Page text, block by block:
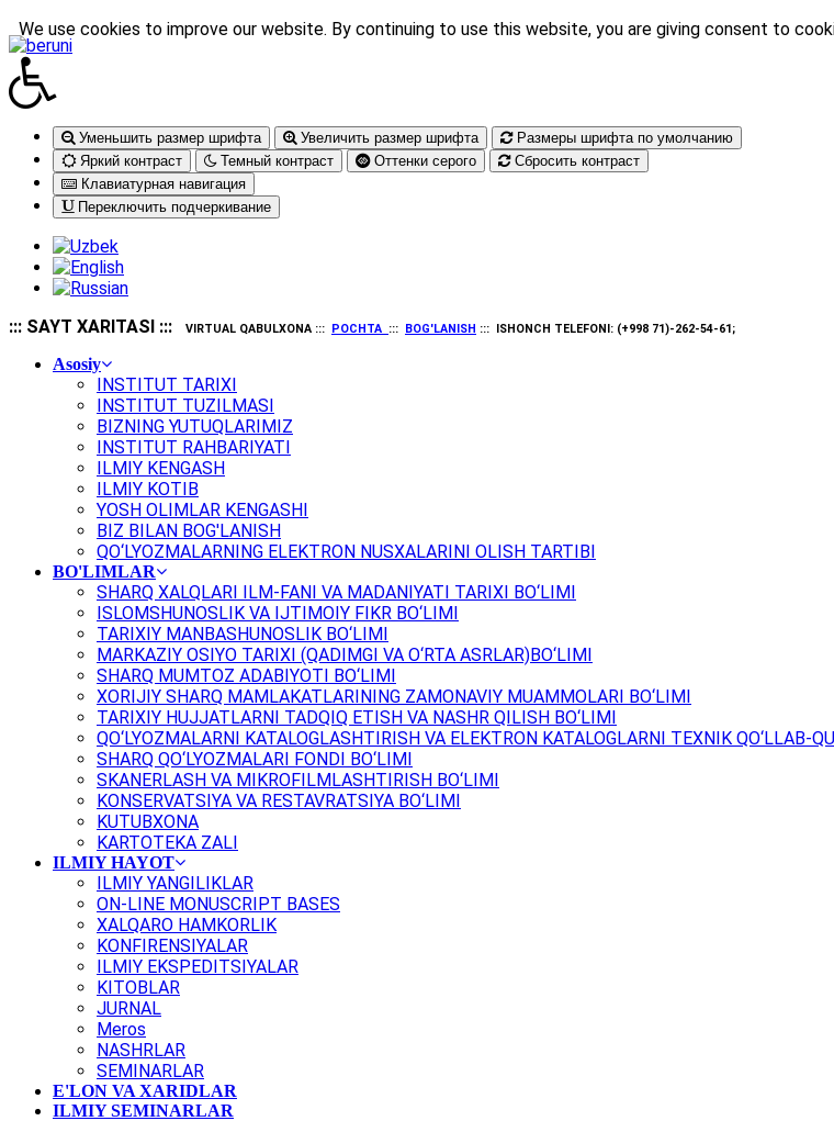
Уменьшить размер шрифта Увеличить размер шрифта
Размеры шрифта по умолчанию
Яркий контраст
Темный контраст Оттенки серого
Сбросить контраст
Клавиатурная навигация
Переключить подчеркивание
::: SAYT XARITASI ::: VIRTUAL QABULXONA ::: POCHTA ::: BOG'LANISH ::: ISHONCH TELEFONI: (+998 71)-262-54-61;
Asosiy
INSTITUT TARIXI
INSTITUT TUZILMASI
BIZNING YUTUQLARIMIZ
INSTITUT RAHBARIYATI
ILMIY KENGASH
ILMIY KOTIB
YOSH OLIMLAR KENGASHI
BIZ BILAN BOG'LANISH
QO‘LYOZMALARNING ELEKTRON NUSXALARINI OLISH TARTIBI
BO'LIMLAR
SHARQ XALQLARI ILM-FANI VA MADANIYATI TARIXI BO‘LIMI
ISLOMSHUNOSLIK VA IJTIMOIY FIKR BO‘LIMI
TARIXIY MANBASHUNOSLIK BO‘LIMI
MARKAZIY OSIYO TARIXI (QADIMGI VA O‘RTA ASRLAR)BO‘LIMI
SHARQ MUMTOZ ADABIYOTI BO‘LIMI
XORIJIY SHARQ MAMLAKATLARINING ZAMONAVIY MUAMMOLARI BO‘LIMI
TARIXIY HUJJATLARNI TADQIQ ETISH VA NASHR QILISH BO‘LIMI
QO‘LYOZMALARNI KATALOGLASHTIRISH VA ELEKTRON KATALOGLARNI TEXNIK QO‘LLAB-
SHARQ QO‘LYOZMALARI FONDI BO‘LIMI
SKANERLASH VA MIKROFILMLASHTIRISH BO‘LIMI
KONSERVATSIYA VA RESTAVRATSIYA BO‘LIMI
KUTUBXONA
KARTOTEKA ZALI
ILMIY HAYOT
ILMIY YANGILIKLAR
ON-LINE MONUSCRIPT BASES
XALQARO HAMKORLIK
KONFIRENSIYALAR
ILMIY EKSPEDITSIYALAR
KITOBLAR
JURNAL
Meros
NASHRLAR
SEMINARLAR
E'LON VA XARIDLAR
ILMIY SEMINARLAR
We use cookies to improve our website. By continuing to use this website, you are giving consent to